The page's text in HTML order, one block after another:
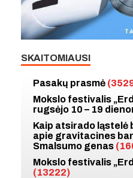
SKAITOMIAUSI
Pasakų prasmė
Mokslo festivalis
rugsėjo 10 – 19
Kaip atsirado ląstelė
apie gravitacines
Smalsumo genas
Mokslo festivalis
(13222)